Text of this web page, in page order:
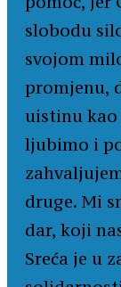
slobodu
svojom
promjenu,
uistinu kao
ljubimo i
druge. Mi
dar, koji
Sreća je u